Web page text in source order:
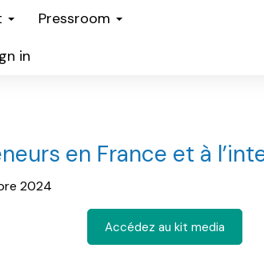
Pressroom
in
en France et à
2024
Accédez au kit media